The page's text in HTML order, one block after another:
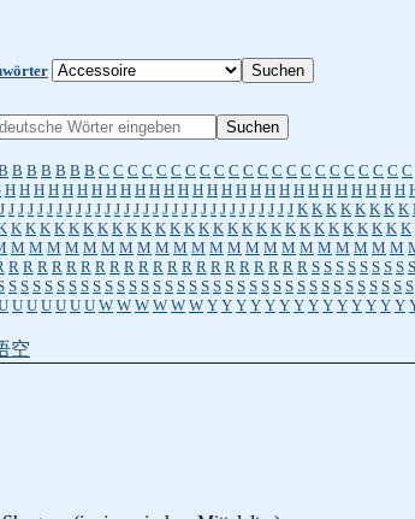
B B B B B B C C C C C C C C C C C C C C C C C C C C C C
H H H H H H H H H H H H H H H H H H H H H H H H H H H H
J J J J J J J J J J J J J J J J J J J J J J J J J J J J J J J K K K K K K K K
K K K K K K K K K K K K K K K K K K K K K K K K K K K K
M M M M M M M M M M M M M M M M M M M M M M
R R R R R R R R R R R R R R R R R R R R R S S S S S S S S S
S S S S S S S S S S S S S S S S S S S S S S S S S S S S S S S S S S
U U U U U U W W W W W W Y Y Y Y Y Y Y Y Y Y Y Y Y Y
空